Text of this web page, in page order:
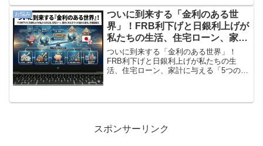
らまた気持ちを新たに、本格的な夏の訪
れを感じる爽やかな...
お悩み
ついに到来する「金利のある世
界」！FRB利下げと日銀利上げが
私たちの生活、住宅ローン、家計
に与える「5つの重大な変化」を
徹底解説
ついに到来する「金利のある世界」！
FRB利下げと日銀利上げが私たちの生
活、住宅ローン、家計に与える「5つの重
スポンサーリンク